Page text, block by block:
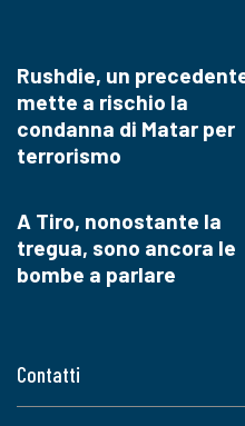
Contatti
Rushdie, un
mette a rischio la
condanna di Matar per
terrorismo
A Tiro, nonostante la
tregua, sono ancora le
bombe a parlare